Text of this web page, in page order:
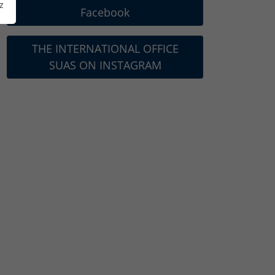
Facebook
THE INTERNATIONAL OFFICE
SUAS ON INSTAGRAM